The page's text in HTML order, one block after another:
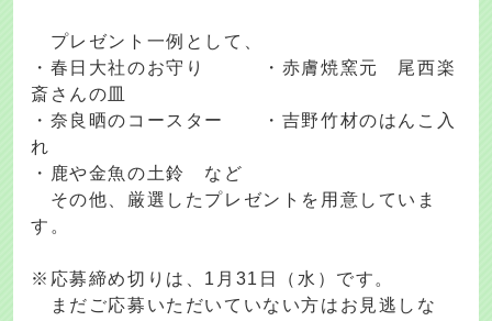
プレゼント一例として、
・春日大社のお守り ・赤膚焼窯元 尾西楽
斎さんの皿
・奈良晒のコースター ・吉野竹材のはんこ入
れ
・鹿や金魚の土鈴 など
その他、厳選したプレゼントを用意していま
す。
※応募締め切りは、1月31日（水）です。
まだご応募いただいていない方はお見逃しな